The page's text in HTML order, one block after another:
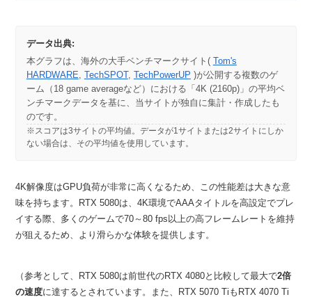
データ出典:
本グラフは、海外の大手ベンチマークサイト( Tom's
HARDWARE TechSPOT, TechPowerUP )が公開する複数のゲ
ーム（18 game averageなど）における「4K (2160p)」の平均ベ
ンチマークデータを基に、当サイトが独自に集計・作成したも
のです。
※スコアは3サイトの平均値。データが1サイトまたは2サイトにしか
ない場合は、その平均値を使用しています。
4K解像度はGPU負荷が非常に高くなるため、この性能差は大きな意
味を持ちます。RTX 5080は、4K環境でAAAタイトルを高設定でプレ
イする際、多くのゲームで70～80 fps以上の高フレームレートを維持
が狙えるため、より滑らかな体験を提供します。
（参考として、RTX 5080は前世代のRTX 4080と比較して最大で2倍
の速度に達するとされています。また、RTX 5070 TiもRTX 4070 Ti